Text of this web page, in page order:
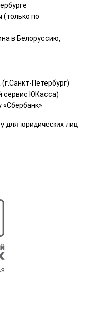
(только по
в Белоруссию,
Петербург)
сервис ЮКасса)
«Сбербанк»
для юридических лиц